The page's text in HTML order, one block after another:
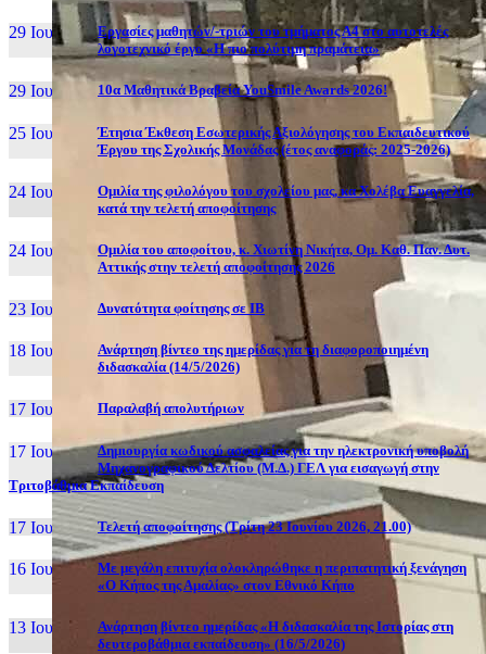
29 Ιουν, 26
Εργασίες μαθητών/-τριών του τμήματος Α4 στο αυτοτελές
λογοτεχνικό έργο «Η πιο πολύτιμη πραμάτεια»
29 Ιουν, 26 10α Μαθητικά Βραβεία YouSmile Awards 2026!
25 Ιουν, 26
Έτησια Έκθεση Εσωτερικής Αξιολόγησης του Εκπαιδευτικού
Έργου της Σχολικής Μονάδας (έτος αναφοράς: 2025-2026)
24 Ιουν, 26
Ομιλία της φιλολόγου του σχολείου μας, κα Χολέβα Ευαγγελία,
κατά την τελετή αποφοίτησης
24 Ιουν, 26
Ομιλία του αποφοίτου, κ. Χιωτίνη Νικήτα, Ομ. Καθ. Παν. Δυτ.
Αττικής στην τελετή αποφοίτησης 2026
23 Ιουν, 26 Δυνατότητα φοίτησης σε ΙΒ
18 Ιουν, 26
Ανάρτηση βίντεο της ημερίδας για τη διαφοροποιημένη
διδασκαλία (14/5/2026)
17 Ιουν, 26 Παραλαβή απολυτήριων
17 Ιουν, 26
Δημιουργία κωδικού ασφαλείας για την ηλεκτρονική υποβολή
Μηχανογραφικού Δελτίου (Μ.Δ.) ΓΕΛ για εισαγωγή στην
Τριτοβάθμια Εκπαίδευση
17 Ιουν, 26 Τελετή αποφοίτησης (Τρίτη 23 Ιουνίου 2026, 21.00)
16 Ιουν, 26
Με μεγάλη επιτυχία ολοκληρώθηκε η περιπατητική ξενάγηση
«Ο Κήπος της Αμαλίας» στον Εθνικό Κήπο
13 Ιουν, 26
Ανάρτηση βίντεο ημερίδας «Η διδασκαλία της Ιστορίας στη
δευτεροβάθμια εκπαίδευση» (16/5/2026)